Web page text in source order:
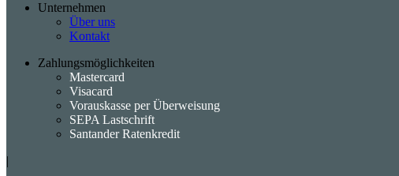
Unternehmen
Über uns
Kontakt
Zahlungsmöglichkeiten
Mastercard
Visacard
Vorauskasse per Überweisung
SEPA Lastschrift
Santander Ratenkredit
|